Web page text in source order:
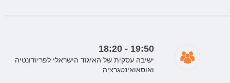
18:20 - 19:50
ישיבה עסקית של האיגוד הישראלי לפריודונטיה
ואוסאואינטגרציה